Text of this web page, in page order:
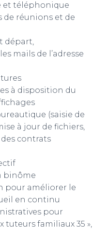
et téléphonique
de réunions et de
départ,
mails de l’adresse
à disposition du
(saisie de
à jour de fichiers,
contrats
binôme
pour améliorer le
en continu
pour
tuteurs familiaux 35 »,